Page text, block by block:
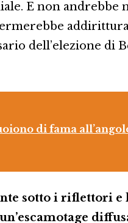
E non andrebbe
dell’elezione di
di fama
sotto i riflettori